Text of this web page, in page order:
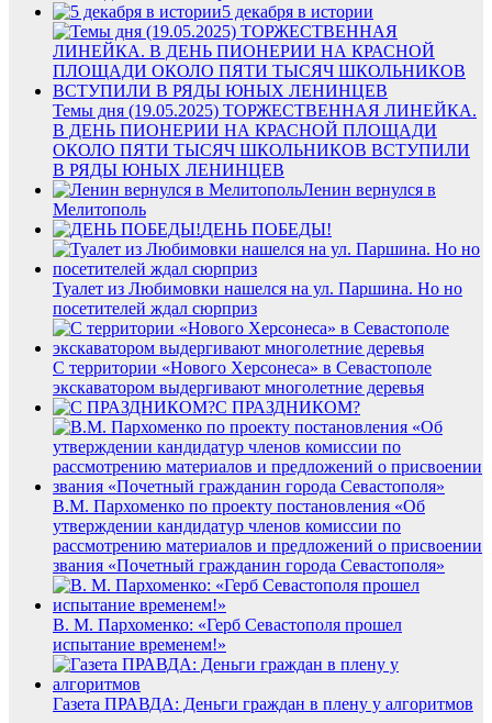
5 декабря в истории
Темы дня (19.05.2025) ТОРЖЕСТВЕННАЯ ЛИНЕЙКА.
В ДЕНЬ ПИОНЕРИИ НА КРАСНОЙ ПЛОЩАДИ
ОКОЛО ПЯТИ ТЫСЯЧ ШКОЛЬНИКОВ ВСТУПИЛИ
В РЯДЫ ЮНЫХ ЛЕНИНЦЕВ
Ленин вернулся в
Мелитополь
ДЕНЬ ПОБЕДЫ!
Туалет из Любимовки нашелся на ул. Паршина. Но но
посетителей ждал сюрприз
С территории «Нового Херсонеса» в Севастополе
экскаватором выдергивают многолетние деревья
С ПРАЗДНИКОМ?
В.М. Пархоменко по проекту постановления «Об
утверждении кандидатур членов комиссии по
рассмотрению материалов и предложений о присвоении
звания «Почетный гражданин города Севастополя»
В. М. Пархоменко: «Герб Севастополя прошел
испытание временем!»
Газета ПРАВДА: Деньги граждан в плену у алгоритмов